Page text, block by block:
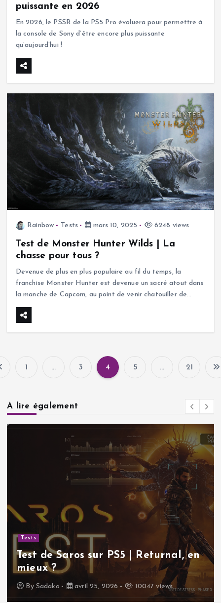
puissante en 2026
En 2026, le PSSR de la PS5 Pro évoluera pour permettre à
la console de Sony d’être encore plus puissante
qu’aujourd’hui !
Rainbow Tests mars 10, 2025 6248 views
Test de Monster Hunter Wilds | La
chasse pour tous ?
Devenue de plus en plus populaire au fil du temps, la
franchise Monster Hunter est devenue un sacré atout dans
la manche de Capcom, au point de venir chatouiller de…
P
g
i
n
a
t
i
1 … 3 4 5 … 21
A lire également
Saros sur PS5 | Returnal, en
avril 25, 2026 10047 views
nous
By